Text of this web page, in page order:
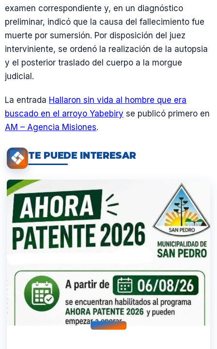
examen correspondiente y, en un diagnóstico
preliminar, indicó que la causa del fallecimiento fue
muerte por sumersión. Por disposición del juez
interviniente, se ordenó la realización de la autopsia
y el posterior traslado del cuerpo a la morgue
judicial.
La entrada Hallaron sin vida al hombre que era
buscado en el arroyo Yabebiry se publicó primero en
AM – Agencia Misiones.
TE PUEDE INTERESAR